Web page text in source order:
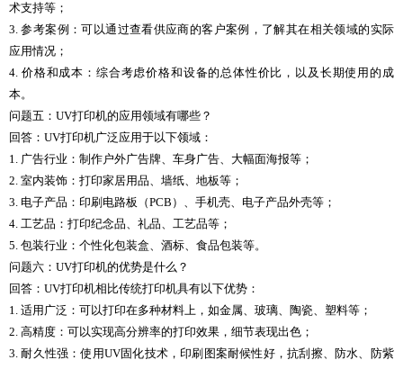
术支持等；
3. 参考案例：可以通过查看供应商的客户案例，了解其在相关领域的实际
应用情况；
4. 价格和成本：综合考虑价格和设备的总体性价比，以及长期使用的成
本。
问题五：UV打印机的应用领域有哪些？
回答：UV打印机广泛应用于以下领域：
1. 广告行业：制作户外广告牌、车身广告、大幅面海报等；
2. 室内装饰：打印家居用品、墙纸、地板等；
3. 电子产品：印刷电路板（PCB）、手机壳、电子产品外壳等；
4. 工艺品：打印纪念品、礼品、工艺品等；
5. 包装行业：个性化包装盒、酒标、食品包装等。
问题六：UV打印机的优势是什么？
回答：UV打印机相比传统打印机具有以下优势：
1. 适用广泛：可以打印在多种材料上，如金属、玻璃、陶瓷、塑料等；
2. 高精度：可以实现高分辨率的打印效果，细节表现出色；
3. 耐久性强：使用UV固化技术，印刷图案耐候性好，抗刮擦、防水、防紫